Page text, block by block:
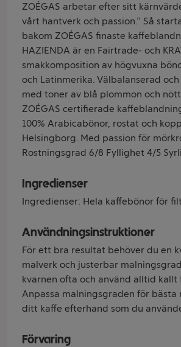
ZOÉGAS arbetar efter sitt
vårt hantverk och passion.” Så
bakom ZOÉGAS finaste
HAZIENDA är en Fairtrade- och
smakkomposition av högvuxna
och Latinmerika. Välbalanserad
med toner av blå plommon och
ZOÉGAS certifierade
100% Arabicabönor, rostat och
Helsingborg. Med passion för
Rostningsgrad 6/8 Fyllighet 4/5
Ingredienser
Ingredienser: Hela kaffebönor för
Användningsinstruktioner
För ett bra resultat behöver du en
malverk och justerbar
kvarnen ofta och använd alltid kallt
Anpassa malningsgraden för bästa
ditt kaffe efterhand som du
Förvaring